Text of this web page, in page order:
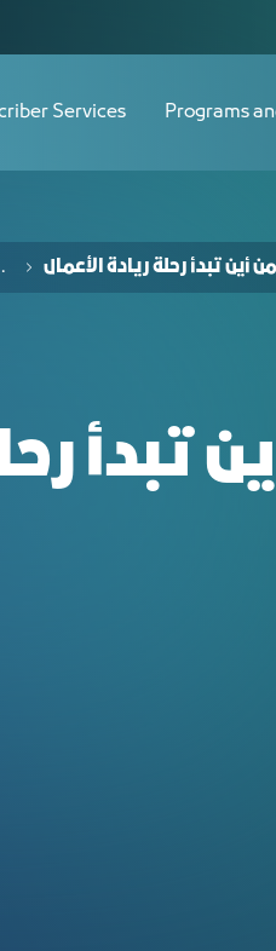
Services Programs
أين تبدأ رحلة ريادة الأعمال
تبدأ